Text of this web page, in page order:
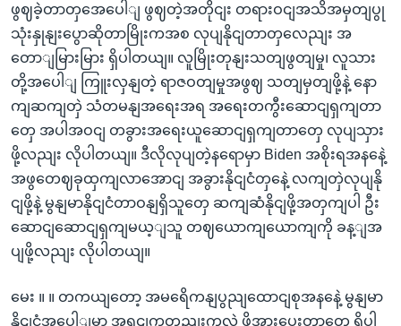
ဖွဈခဲ့တာတှအေပေါျ ဖွဈတဲ့အတိုငျး တရားဝငျအသိအမှတျပွု
သုံးနှုနျးပွောဆိုတာမြိုးကအစ လုပျနိုငျတာတှလေညျး အ
တောျမြားမြား ရှိပါတယျ။ လူမြိုးတုနျးသတျဖွတျမှု၊ လူသား
တို့အပေါျ ကြူးလှနျတဲ့ ရာဇဝတျမှုအဖွဈ သတျမှတျဖို့နဲ့ နော
ကျဆကျတှဲ သံတမနျအရေးအရ အရေးတကွီးဆောငျရှကျတာ
တှေ အပါအဝငျ တခွားအရေးယူဆောငျရှကျတာတှေ လုပျသှား
ဖို့လညျး လိုပါတယျ။ ဒီလိုလုပျတဲ့နရောမှာ Biden အစိုးရအနနေဲ့
အဖွတေဈခုထှကျလာအောငျ အခွားနိုငျငံတှနေဲ့ လကျတှဲလုပျနို
ငျဖို့နဲ့ မွနျမာနိုငျငံတာဝနျရှိသူတှေ ဆကျဆံနိုငျဖို့အတှကျပါ ဦး
ဆောငျဆောငျရှကျမယ့ျသူ တဈယောကျယောကျကို ခန့ျအ
ပျဖို့လညျး လိုပါတယျ။
မေး ။ ။ တကယျတော့ အမရေိကနျပွညျထောငျစုအနနေဲ့ မွနျမာ
နိုငျငံအပေါျမှာ အရငျကတညျးကလဲ ဖိအားပေးတာတှေ ရှိပါ